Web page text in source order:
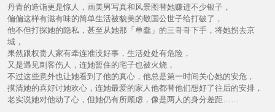
丹青的造诣更是惊人，画美男写真和风景图替她赚进不少银子，
偏偏这样有滋有味的简单生活被貌美的敬国公世子给打破了，
他不但打探她的隐私，甚至从她那「单蠢」的三哥哥下手，将她拐去京
城，
果然跟权贵人家有牵连准没好事，生活处处有危险，
又是遇见刺客伤人，连她暂住的宅子也被火烧，
不过这些意外也让她看到了他的真心，他总是第一时间关心她的安危，
摸清她的喜好讨她欢心，连她最爱的家人他都替他们想好了往后的安排，
老实说她对他动了心，但她仍有所顾虑，像是两人的身分差距……